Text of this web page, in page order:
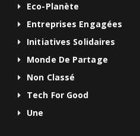
Eco-Planète
Entreprises Engagées
Initiatives Solidaires
Monde De Partage
Non Classé
Tech For Good
Une